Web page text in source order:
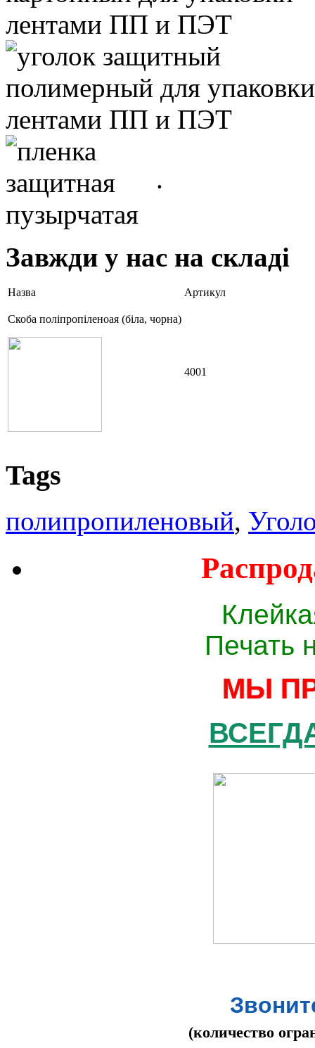
.
Завжди у нас на складі
Назва Артикул
Скоба поліпропіленоая (біла, чорна)
4001
Tags
полипропиленовый,
Печать
МЫ
(количество